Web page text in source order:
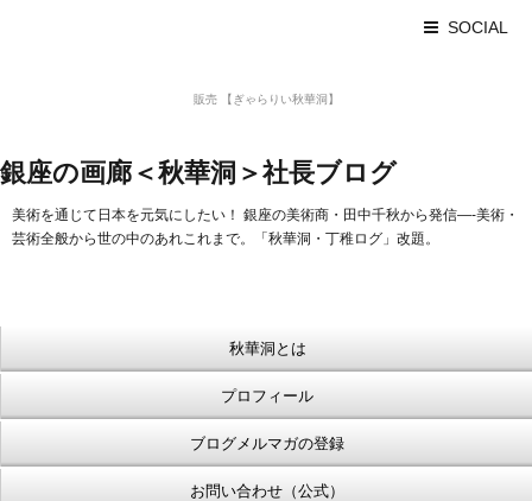
SOCIAL
販売 【ぎゃらりい秋華洞】
銀座の画廊＜秋華洞＞社長ブログ
美術を通じて日本を元気にしたい！ 銀座の美術商・田中千秋から発信—-美術・
芸術全般から世の中のあれこれまで。「秋華洞・丁稚ログ」改題。
秋華洞とは
プロフィール
ブログメルマガの登録
お問い合わせ（公式）